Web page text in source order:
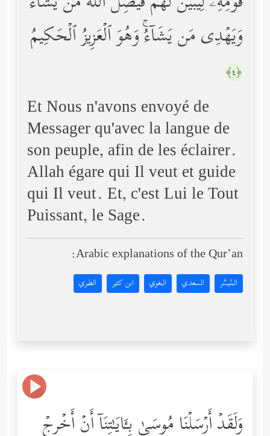
وَیَهۡدِی مَن یَشَاۤءُۚ وَهُوَ ٱلۡعَزِیزُ ٱلۡحَكِیمُ
﴿٤﴾
Et Nous n'avons envoyé de
Messager qu'avec la langue de
son peuple, afin de les éclairer.
Allah égare qui Il veut et guide
qui Il veut. Et, c'est Lui le Tout
Puissant, le Sage.
Arabic explanations of the Qur’an:
المُيسَّر السعدي البغوي ابن كثير الطبري
وَلَقَدۡ أَرۡسَلۡنَا مُوسَىٰ بِـَٔایَـٰتِنَاۤ أَنۡ أَخۡرِجۡ